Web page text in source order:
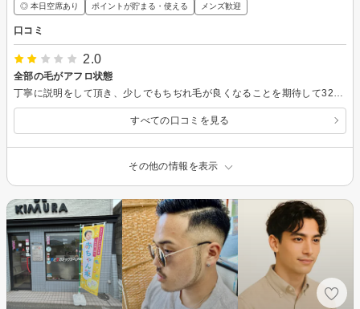
◎ 本日空席あり ポイントが貯まる・使える メンズ歓迎
口コミ
2.0
全部の毛がアフロ状態
すべての口コミを見る
その他の情報を表示